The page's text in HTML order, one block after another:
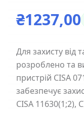
₴1237,00
Для захисту від
розроблено та
пристрій CISA
забезпечує
CISA 11630(1;2),